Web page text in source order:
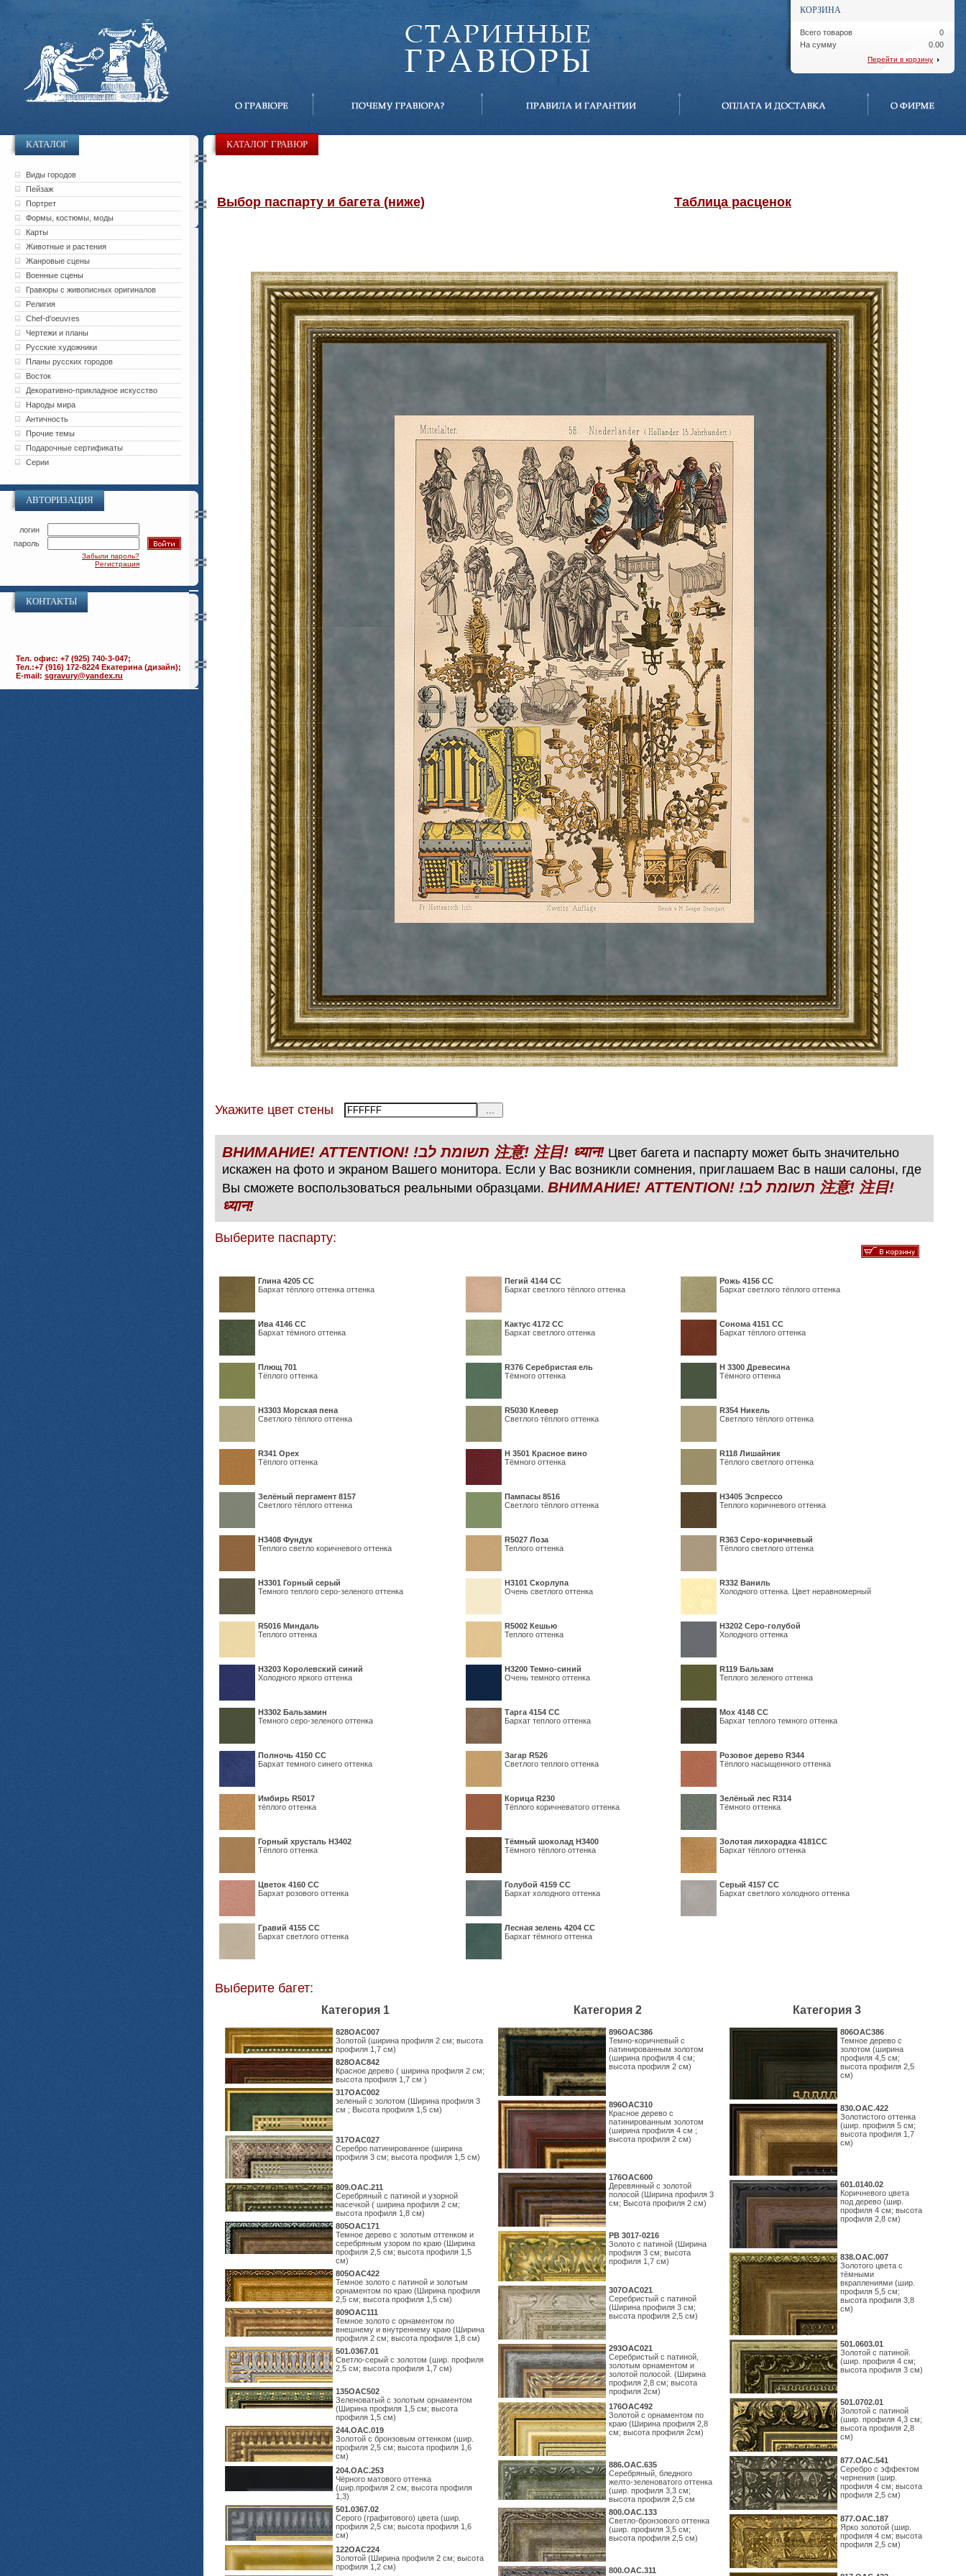
КОРЗИНА
Всего товаров
На сумму
0
0.00
Перейти в корзину
КАТАЛОГ
Виды городов
Пейзаж
Портрет
Формы, костюмы, моды
Карты
Животные и растения
Жанровые сцены
Военные сцены
Гравюры с живописных оригиналов
Религия
Chef-d'oeuvres
Чертежи и планы
Русские художники
Планы русских городов
Восток
Декоративно-прикладное искусство
Народы мира
Античность
Прочие темы
Подарочные сертификаты
Серии
АВТОРИЗАЦИЯ
логин
пароль
Забыли пароль?
Регистрация
КОНТАКТЫ
Тел. офис: +7 (925) 740-3-047;
Тел.:+7 (916) 172-8224 Екатерина (дизайн);
E-mail: sgravury@yandex.ru
КАТАЛОГ ГРАВЮР
Выбор паспарту и багета (ниже) Таблица расценок
Укажите цвет стены
ВНИМАНИЕ! ATTENTION! !תשומת לב 注意! 注目! ध्यान! Цвет багета и паспарту может быть значительно
искажен на фото и экраном Вашего монитора. Если у Вас возникли сомнения, приглашаем Вас в наши салоны, где
Вы сможете воспользоваться реальными образцами. ВНИМАНИЕ! ATTENTION! !תשומת לב 注意! 注目!
ध्यान!
Выберите паспарту:
Глина 4205 СС
Бархат тёплого оттенка оттенка
Пегий 4144 СС
Бархат светлого тёплого оттенка
Рожь 4156 СС
Бархат светлого тёплого оттенка
Ива 4146 СС
Бархат тёмного оттенка
Кактус 4172 СС
Бархат светлого оттенка
Сонома 4151 СС
Бархат тёплого оттенка
Плющ 701
Тёплого оттенка
R376 Серебристая ель
Тёмного оттенка
H 3300 Древесина
Тёмного оттенка
H3303 Морская пена
Светлого тёплого оттенка
R5030 Клевер
Светлого тёплого оттенка
R354 Никель
Светлого тёплого оттенка
R341 Орех
Тёплого оттенка
Н 3501 Красное вино
Тёмного оттенка
R118 Лишайник
Тёплого светлого оттенка
Зелёный пергамент 8157
Светлого тёплого оттенка
Пампасы 8516
Светлого тёплого оттенка
Н3405 Эспрессо
Теплого коричневого оттенка
Н3408 Фундук
Теплого светло коричневого оттенка
R5027 Лоза
Теплого оттенка
R363 Серо-коричневый
Тёплого светлого оттенка
Н3301 Горный серый
Темного теплого серо-зеленого оттенка
Н3101 Скорлупа
Очень светлого оттенка
R332 Ваниль
Холодного оттенка. Цвет неравномерный
R5016 Миндаль
Теплого оттенка
R5002 Кешью
Теплого оттенка
Н3202 Серо-голубой
Холодного оттенка
Н3203 Королевский синий
Холодного яркого оттенка
Н3200 Темно-синий
Очень темного оттенка
R119 Бальзам
Теплого зеленого оттенка
Н3302 Бальзамин
Темного серо-зеленого оттенка
Тарга 4154 СС
Бархат теплого оттенка
Мох 4148 СС
Бархат теплого темного оттенка
Полночь 4150 СС
Бархат темного синего оттенка
Загар R526
Светлого теплого оттенка
Розовое дерево R344
Тёплого насыщенного оттенка
Имбирь R5017
тёплого оттенка
Корица R230
Тёплого коричневатого оттенка
Зелёный лес R314
Тёмного оттенка
Горный хрусталь H3402
Тёплого оттенка
Тёмный шоколад H3400
Тёмного тёплого оттенка
Золотая лихорадка 4181СС
Бархат тёплого оттенка
Цветок 4160 СС
Бархат розового оттенка
Голубой 4159 СС
Бархат холодного оттенка
Серый 4157 СС
Бархат светлого холодного оттенка
Гравий 4155 СС
Бархат светлого оттенка
Лесная зелень 4204 СС
Бархат тёмного оттенка
Выберите багет:
Категория 1 Категория 2 Категория 3
828OAC007
Золотой (ширина профиля 2 см; высота
профиля 1,7 см)
828OAC842
Красное дерево ( ширина профиля 2 см;
высота профиля 1,7 см )
317OAC002
зеленый с золотом (Ширина профиля 3
см ; Высота профиля 1,5 см)
317OAC027
Серебро патинированное (ширина
профиля 3 см; высота профиля 1,5 см)
809.ОАС.211
Серебряный с патиной и узорной
насечкой ( ширина профиля 2 см;
высота профиля 1,8 см)
805OAC171
Темное дерево с золотым оттенком и
серебряным узором по краю (Ширина
профиля 2,5 см; высота профиля 1,5
см)
805OAC422
Темное золото с патиной и золотым
орнаментом по краю (Ширина профиля
2,5 см; высота профиля 1,5 см)
809OAC111
Темное золото с орнаментом по
внешнему и внутреннему краю (Ширина
профиля 2 см; высота профиля 1,8 см)
501.0367.01
Светло-серый с золотом (шир. профиля
2,5 см; высота профиля 1,7 см)
135OAC502
Зеленоватый с золотым орнаментом
(Ширина профиля 1,5 см; высота
профиля 1,5 см)
244.ОАС.019
Золотой с бронзовым оттенком (шир.
профиля 2,5 см; высота профиля 1,6
см)
204.OAC.253
Чёрного матового оттенка
(шир.профиля 2 см; высота профиля
1,3)
501.0367.02
Серого (графитового) цвета (шир.
профиля 2,5 см; высота профиля 1,6
см)
122OAC224
Золотой (Ширина профиля 2 см; высота
профиля 1,2 см)
896OAC386
Темно-коричневый с
патинированным золотом
(ширина профиля 4 см;
высота профиля 2 см)
896OAC310
Красное дерево с
патинированным золотом
(ширина профиля 4 см ;
высота профиля 2 см)
176OAC600
Деревянный с золотой
полосой (Ширина профиля 3
см; Высота профиля 2 см)
PB 3017-0216
Золото с патиной (Ширина
профиля 3 см; высота
профиля 1,7 см)
307OAC021
Серебристый с патиной
(Ширина профиля 3 см;
высота профиля 2,5 см)
293OAC021
Серебристый с патиной,
золотым орнаментом и
золотой полосой. (Ширина
профиля 2,8 см; высота
профиля 2см)
176OAC492
Золотой с орнаментом по
краю (Ширина профиля 2,8
см; высота профиля 2см)
886.ОАС.635
Серебряный, бледного
желто-зеленоватого оттенка
(шир. профиля 3,3 см;
высота профиля 2,5 см
800.ОАС.133
Светло-бронзового оттенка
(шир. профиля 3,5 см;
высота профиля 2,5 см)
800.ОАС.311
806OAC386
Темное дерево с
золотом (ширина
профиля 4,5 см;
высота профиля 2,5
см)
830.ОАС.422
Золотистого оттенка
(шир. профиля 5 см;
высота профиля 1,7
см)
601.0140.02
Коричневого цвета
под дерево (шир.
профиля 4 см; высота
профиля 2,8 см)
838.ОАС.007
Золотого цвета с
тёмными
вкраплениями (шир.
профиля 5,5 см;
высота профиля 3,8
см)
501.0603.01
Золотой с патиной.
(шир. профиля 4 см;
высота профиля 3 см)
501.0702.01
Золотой с патиной
(шир. профиля 4,3 см;
высота профиля 2,8
см)
877.ОАС.541
Серебро с эффектом
чернения (шир.
профиля 4 см; высота
профиля 2,5 см)
877.ОАС.187
Ярко золотой (шир.
профиля 4 см; высота
профиля 2,5 см)